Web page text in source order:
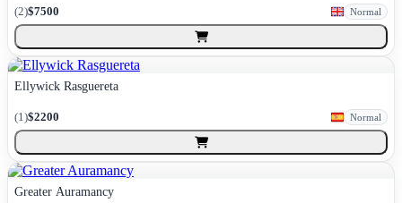
(2)$7500 Normal
Ellywick Rasguereta
(1)$2200 Normal
Greater Auramancy